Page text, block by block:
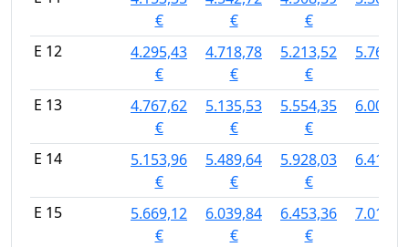
€
€
€
E 12
4.295,43
€
4.718,78
€
5.213,52
€
E 13
4.767,62
€
5.135,53
€
5.554,35
€
E 14
5.153,96
€
5.489,64
€
5.928,03
€
E 15
5.669,12
€
6.039,84
€
6.453,36
€